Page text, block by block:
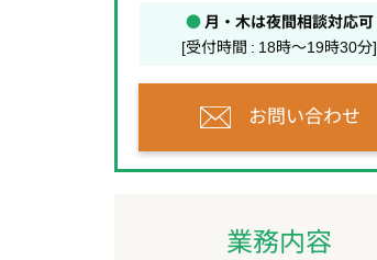
●月・木は夜間相談対応可
[受付時間 : 18時～19時30分]
お問い合わせ
業務内容